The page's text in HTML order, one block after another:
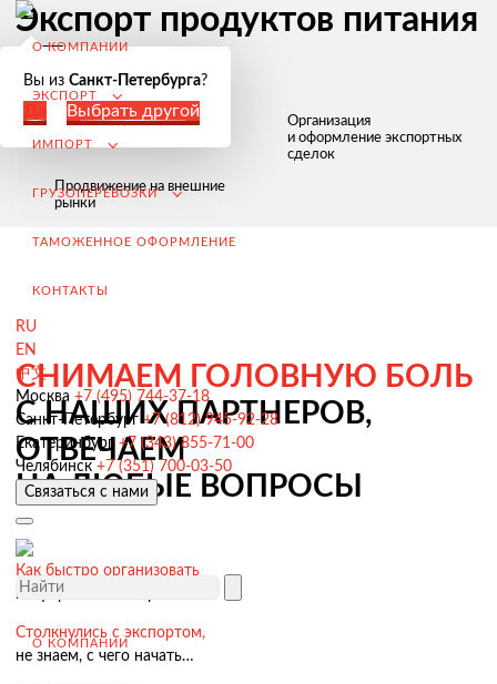
О КОМПАНИИ
ЭКСПОРТ
ИМПОРТ
ГРУЗОПЕРЕВОЗКИ
ТАМОЖЕННОЕ ОФОРМЛЕНИЕ
КОНТАКТЫ
RU
EN
中文
Москва +7 (495) 744-37-18
Санкт-Петербург +7 (812) 945-92-28
Екатеринбург +7 (343) 855-71-00
Челябинск +7 (351) 700-03-50
Связаться с нами
О КОМПАНИИ
Экспорт из России
Заключение контрактов и согласование условий поставки
Таможенное оформление и разрешительная документация
Доставка товара иностранному покупателю
Завершение сделки
Возмещение НДС при Экспорте
Продвижение на внешние рынки
(для иностранных компаний)
Экспорт продуктов питания
в Туркмению
Сопровождение экспорта
продуктов на всех этапах
Организация
и оформление экспортных
сделок
Продвижение на внешние
рынки
СНИМАЕМ ГОЛОВНУЮ БОЛЬ
С НАШИХ ПАРТНЕРОВ,
ОТВЕЧАЕМ
НА ЛЮБЫЕ ВОПРОСЫ
Как быстро организовать
и оформить экспорт?
Столкнулись с экспортом,
не знаем, с чего начать…
Вы из Санкт-Петербурга?
Выбрать другой